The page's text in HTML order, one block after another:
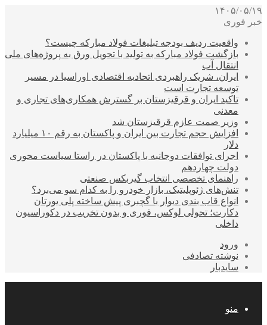
۱۴۰۵/۰۵/۱۹
خبر فوری
واقعیت ردیف بودجه تبلیغات فولاد مبارکه چیست؟
بازگشت فولاد مبارکه به تولید با تحویل ورق به پروژه‌های ملی
انتقال آب
ایران، شریک راهبردی اتحادیه اقتصادی اوراسیا در مسیر
توسعه تجارت است
تاکید ایران و قرقیزستان بر گسترش همکاری‌های تجاری و
معدنی
وزیر صمت عازم قرقیزستان شد
افزایش حجم تجارت بین ایران و پاکستان به رقم ۱۰ میلیارد
دلار
اجرای توافقات دوجانبه با پاکستان در راستا سیاست محوری
دولت چهاردهم
راهنمای تخصصی انتخاب گیربکس صنعتی
تنش‌های ژئوپلیتیک، بازار خودرو را به کدام سو می‌برد؟
انواع قاب بندی دیوار با گچبری پیش ساخته پلی یورتان
دکارت؛ تحولی لوکس، فوری و بدون تخریب در دکوراسیون
داخلی
ورود
نوشته تصادفی
سایدبار
منو